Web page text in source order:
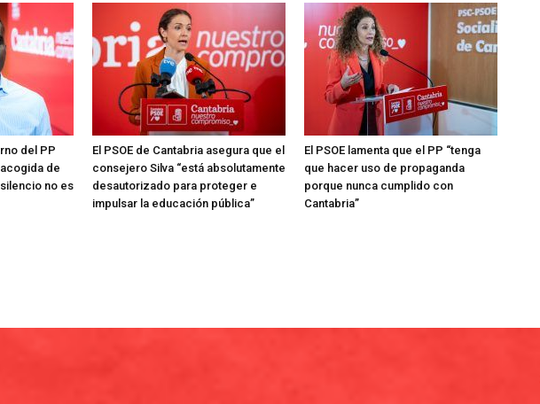
del PP
de
no es
El PSOE de Cantabria asegura que el
consejero Silva “está absolutamente
desautorizado para proteger e
impulsar la educación pública”
El PSOE lamenta que el PP “tenga
que hacer uso de propaganda
porque nunca cumplido con
Cantabria”